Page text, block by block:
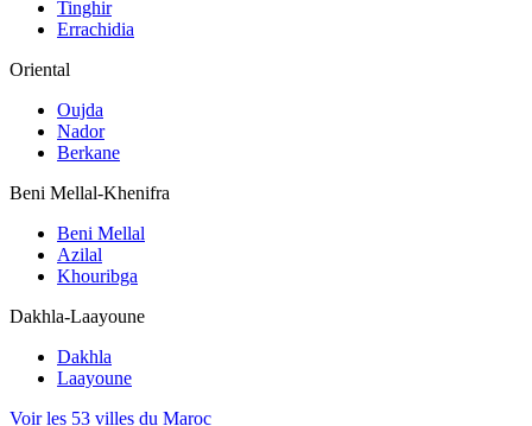
Tinghir
Errachidia
Oriental
Oujda
Nador
Berkane
Beni Mellal-Khenifra
Beni Mellal
Azilal
Khouribga
Dakhla-Laayoune
Dakhla
Laayoune
Voir les 53 villes du Maroc